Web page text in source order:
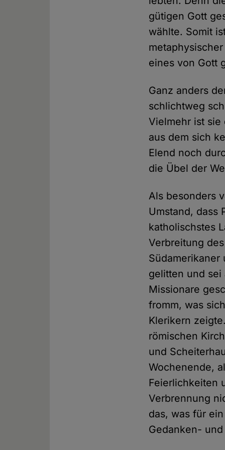
gütigen Gott
wählte. Somit
eines von Gott
Ganz anders
schlichtweg
Vielmehr ist
aus dem sich
Elend noch
die Übel der
Als besonders
Umstand, dass
katholischstes
Verbreitung
gelitten und
Missionare
fromm, was
Klerikern
römischen
und
Wochenende,
Feierlichkeiten
Verbrennung
das, was für
Gedanken-